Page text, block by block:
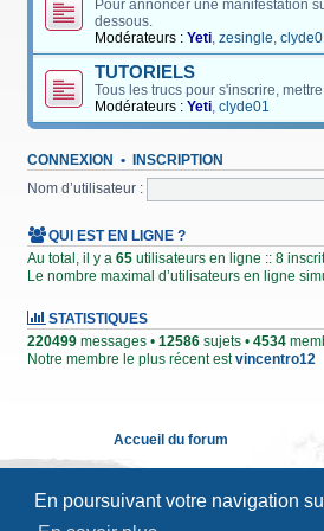
En poursuivant votre navigation
Pour annoncer une manifestation
dessous.
Modérateurs : Yeti, zesingle,
TUTORIELS
Tous les trucs pour s'inscrire,
Modérateurs : Yeti, clyde01
CONNEXION • INSCRIPTION
Nom d’utilisateur :
QUI EST EN LIGNE ?
Au total, il y a 65 utilisateurs en ligne :: 8
Le nombre maximal d’utilisateurs en ligne
STATISTIQUES
220499 messages • 12586 sujets • 4534
Notre membre le plus récent estvincentro12
Accueil du forum